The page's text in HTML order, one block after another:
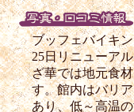
ブッフェバイキ
25日リニューア
ざ華では地元食
す。館内はバリ
あり、低～高温